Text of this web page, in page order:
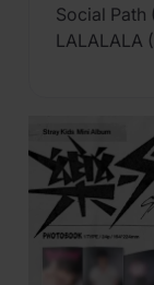
Social Path
LALALALA